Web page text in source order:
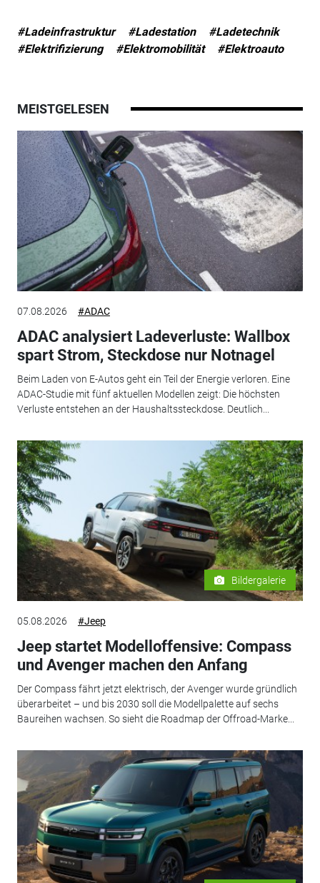
#Ladeinfrastruktur #Ladestation
#Ladetechnik
#Elektrifizierung
#Elektromobilität #Elektroauto
MEISTGELESEN
07.08.2026 #ADAC
ADAC analysiert Ladeverluste: Wallbox
spart Strom, Steckdose nur Notnagel
Beim Laden von E-Autos geht ein Teil der Energie verloren. Eine
ADAC-Studie mit fünf aktuellen Modellen zeigt: Die höchsten
Verluste entstehen an der Haushaltssteckdose. Deutlich...
Bildergalerie
05.08.2026 #Jeep
Jeep startet Modelloffensive: Compass
und Avenger machen den Anfang
Der Compass fährt jetzt elektrisch, der Avenger wurde gründlich
überarbeitet – und bis 2030 soll die Modellpalette auf sechs
Baureihen wachsen. So sieht die Roadmap der Offroad-Marke...